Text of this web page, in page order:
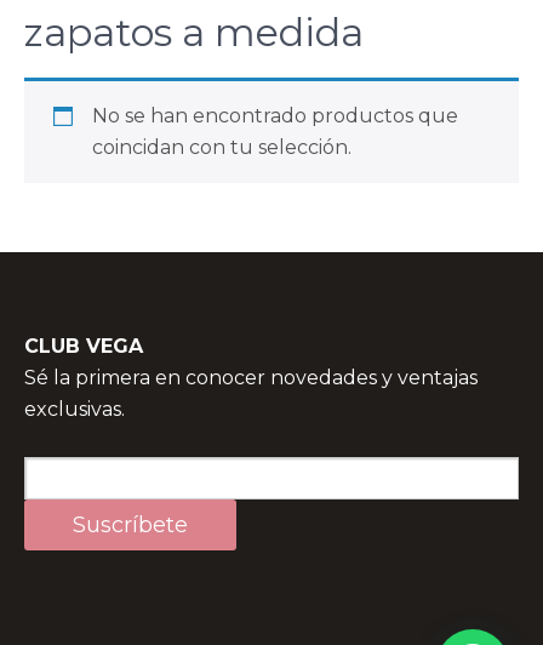
zapatos a medida
No se han encontrado productos que
coincidan con tu selección.
CLUB VEGA
Sé la primera en conocer novedades y ventajas
exclusivas.